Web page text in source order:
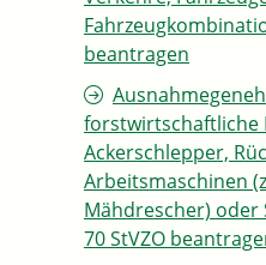
beantragen
forstwirtschaftliche
Ackerschlepper,
Arbeitsmaschinen
Mähdrescher) oder
70 StVZO